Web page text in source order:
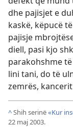
dhe pajisjet e
kaskë, këpucë
pajisje
diell, pasi kjo
parakohshme
lini tani, do të
zemrës,
^Shih serinë«Kur
22 maj 2003.